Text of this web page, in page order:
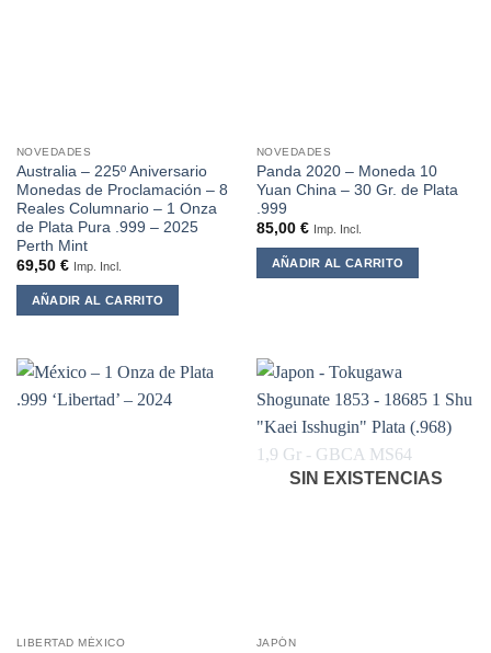
NOVEDADES
Australia – 225º Aniversario
Monedas de Proclamación – 8
Reales Columnario – 1 Onza
de Plata Pura .999 – 2025
Perth Mint
69,50 € Imp. Incl.
AÑADIR AL CARRITO
NOVEDADES
Panda 2020 – Moneda 10
Yuan China – 30 Gr. de Plata
.999
85,00 € Imp. Incl.
AÑADIR AL CARRITO
LIBERTAD MÉXICO
SIN EXISTENCIAS
JAPÓN